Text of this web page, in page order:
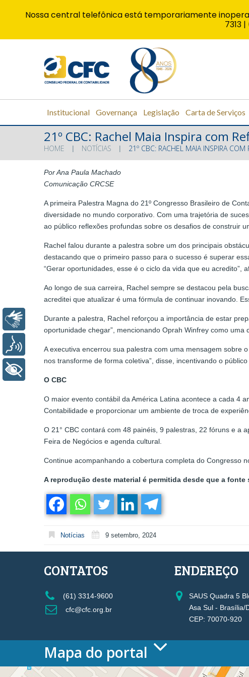
Institucional Governança Legislação Carta de Serviços
21º CBC: Rachel Maia Inspira com
HOME NOTÍCIAS 21º CBC: RACHEL MAIA INSPIRA COM
Por Ana Paula Machado
Comunicação CRCSE
A primeira Palestra Magna do 21º Congresso Brasileiro de
diversidade no mundo corporativo. Com uma trajetória de
ao público reflexões profundas sobre os desafios de construir
Rachel falou durante a palestra sobre um dos principais
destacando que o primeiro passo para o sucesso é superar
“Gerar oportunidades, esse é o ciclo da vida que eu acredito”,
Ao longo de sua carreira, Rachel sempre se destacou pela
acreditei que atualizar é uma fórmula de continuar inovando.
Durante a palestra, Rachel reforçou a importância de estar
oportunidade chegar”, mencionando Oprah Winfrey como uma
A executiva encerrou sua palestra com uma mensagem sobre
nos transforme de forma coletiva”, disse, incentivando o
O CBC
O maior evento contábil da América Latina acontece a cada 4
Contabilidade e proporcionar um ambiente de troca de
O 21° CBC contará com 48 painéis, 9 palestras, 22 fóruns e a
Feira de Negócios e agenda cultural.
Continue acompanhando a cobertura completa do Congresso
A reprodução deste material é permitida desde que a fonte
Notícias 9 setembro, 2024
CONTATOS
(61) 3314-9600
cfc@cfc.org.br
ENDEREÇO
SAUS Quadra 5
Asa Sul - Brasília/
CEP: 70070-920
Mapa do portal
HOME
Nossa central telefônica está temporariamente
7313
Libras